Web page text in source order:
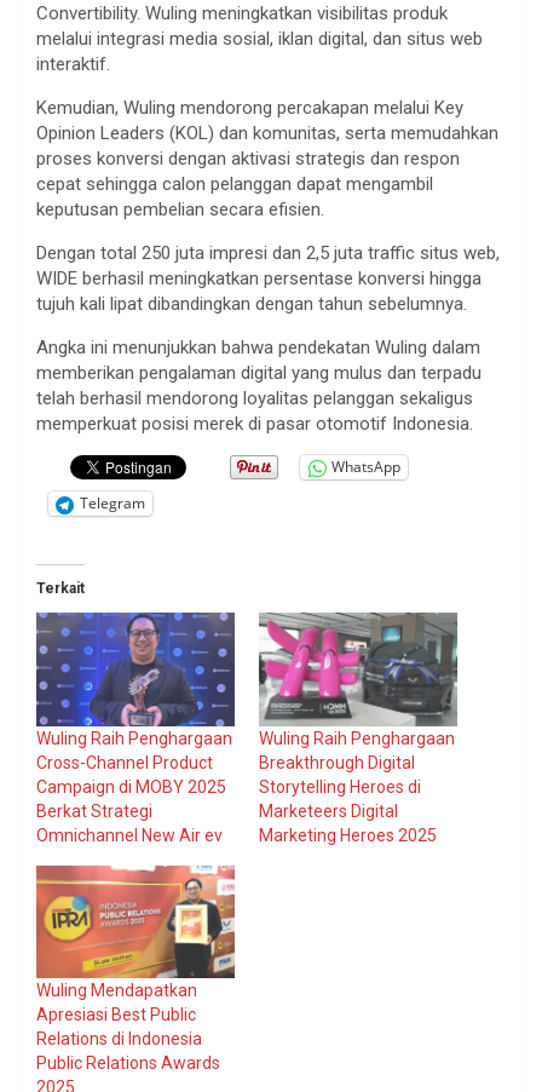
Convertibility. Wuling meningkatkan visibilitas produk
melalui integrasi media sosial, iklan digital, dan situs web
interaktif.
Kemudian, Wuling mendorong percakapan melalui Key
Opinion Leaders (KOL) dan komunitas, serta memudahkan
proses konversi dengan aktivasi strategis dan respon
cepat sehingga calon pelanggan dapat mengambil
keputusan pembelian secara efisien.
Dengan total 250 juta impresi dan 2,5 juta traffic situs web,
WIDE berhasil meningkatkan persentase konversi hingga
tujuh kali lipat dibandingkan dengan tahun sebelumnya.
Angka ini menunjukkan bahwa pendekatan Wuling dalam
memberikan pengalaman digital yang mulus dan terpadu
telah berhasil mendorong loyalitas pelanggan sekaligus
memperkuat posisi merek di pasar otomotif Indonesia.
WhatsApp
Telegram
Terkait
Wuling Raih Penghargaan
Cross-Channel Product
Campaign di MOBY 2025
Berkat Strategi
Omnichannel New Air ev
Wuling Raih Penghargaan
Breakthrough Digital
Storytelling Heroes di
Marketeers Digital
Marketing Heroes 2025
Wuling Mendapatkan
Apresiasi Best Public
Relations di Indonesia
Public Relations Awards
2025